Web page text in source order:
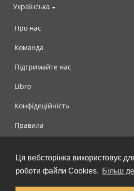
Ця вебсторінка використовує
роботи файли Cookies. Більш
Українська
Про нас
Команда
Підтримайте нас
Libro
Конфідеційність
Правила